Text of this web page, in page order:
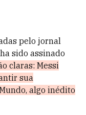
pelo jornal
sido assinado
claras: Messi
sua
algo inédito